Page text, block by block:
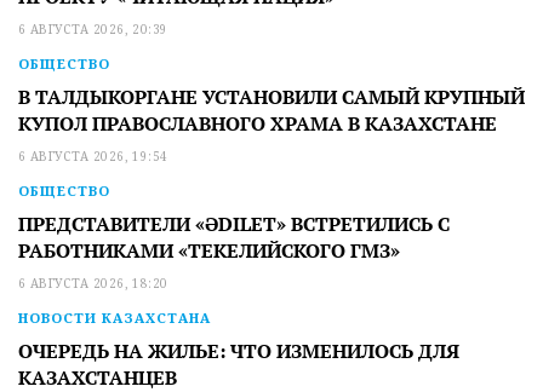
6 АВГУСТА 2026, 20:39
ОБЩЕСТВО
В ТАЛДЫКОРГАНЕ УСТАНОВИЛИ САМЫЙ КРУПНЫЙ
КУПОЛ ПРАВОСЛАВНОГО ХРАМА В КАЗАХСТАНЕ
6 АВГУСТА 2026, 19:54
ОБЩЕСТВО
ПРЕДСТАВИТЕЛИ «ӘDILET» ВСТРЕТИЛИСЬ С
РАБОТНИКАМИ «ТЕКЕЛИЙСКОГО ГМЗ»
6 АВГУСТА 2026, 18:20
НОВОСТИ КАЗАХСТАНА
ОЧЕРЕДЬ НА ЖИЛЬЕ: ЧТО ИЗМЕНИЛОСЬ ДЛЯ
КАЗАХСТАНЦЕВ